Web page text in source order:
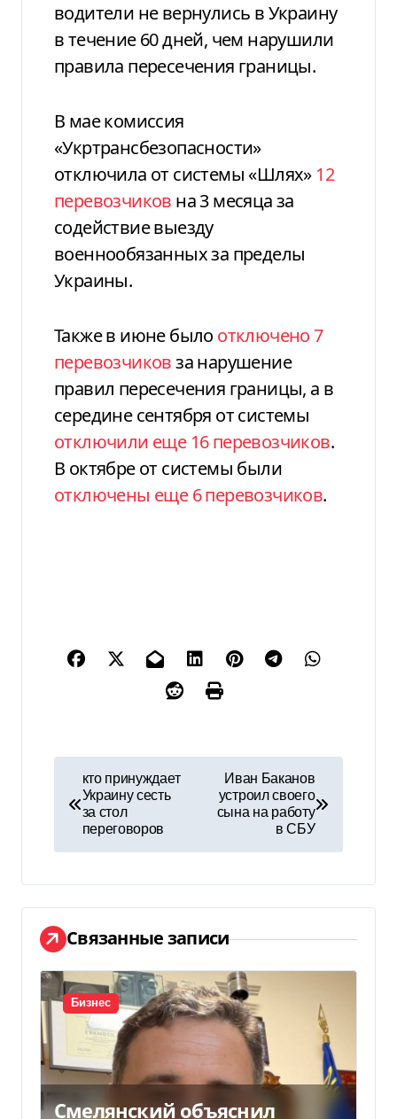
водители не вернулись в Украину
в течение 60 дней, чем нарушили
правила пересечения границы.
В мае комиссия
«Укртрансбезопасности»
отключила от системы «Шлях» 12
перевозчиков на 3 месяца за
содействие выезду
военнообязанных за пределы
Украины.
Также в июне было отключено7
перевозчиковза нарушение
правил пересечения границы, а в
середине сентября от системы
отключили еще 16 перевозчиков.
В октябре от системы были
отключены еще 6 перевозчиков.
в
и
г
а
ц
я
п
кто принуждает
Украину сесть
за стол
переговоров
Иван Баканов
устроил своего
сына на работу
в СБУ
Связанные записи
Бизнес
Смелянский объяснил